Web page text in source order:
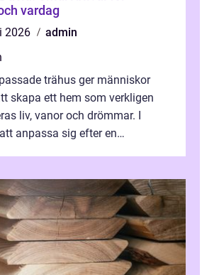
vardag
2026
admin
trähus ger människor
skapa ett hem som verkligen
liv, vanor och drömmar. I
anpassa sig efter en